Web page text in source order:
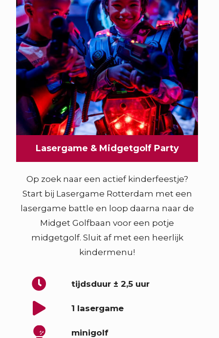
Lasergame & Midgetgolf Party
Op zoek naar een actief kinderfeestje?
Start bij Lasergame Rotterdam met een
lasergame battle en loop daarna naar de
Midget Golfbaan voor een potje
midgetgolf. Sluit af met een heerlijk
kindermenu!
tijdsduur ± 2,5 uur
1 lasergame
minigolf